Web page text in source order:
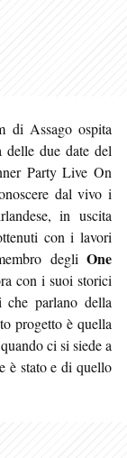
di Assago ospita
due date del
Party Live On
dal vivo i
in uscita
con i lavori
degli One
con i suoi storici
parlano della
progetto è quella
ci si siede a
è stato e di quello